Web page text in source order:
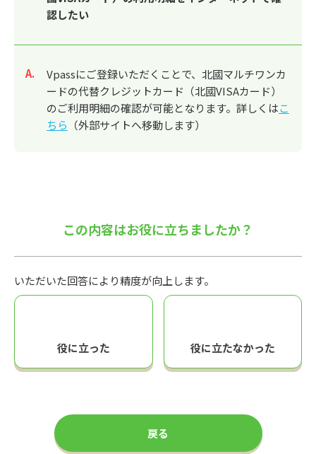
認したい
回答
Vpassにご登録いただくことで、北國マルチワンカ
ードの代替クレジットカード（北國VISAカード）
のご利用明細の確認が可能となります。詳しくはこ
ちら （外部サイトへ移動します）
この内容はお役に立ちましたか？
いただいた回答により精度が向上します。
役に立った 役に立たなかった
戻る